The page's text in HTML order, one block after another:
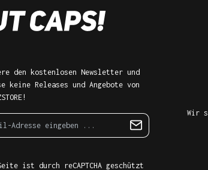
den kostenlosen Newsletter und
keine Releases und Angebote von
ist durch reCAPTCHA geschützt
Wir